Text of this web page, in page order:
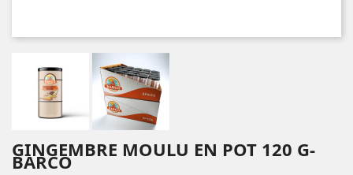
GINGEMBRE MOULU EN POT 120 G-
BARCO